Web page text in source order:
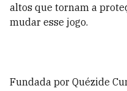
altos que tornam a
mudar esse jogo.
Fundada por Quézide